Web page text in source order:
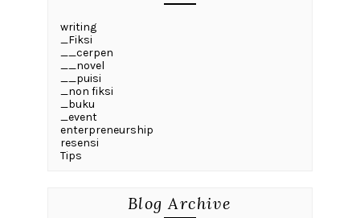
writing
_Fiksi
__cerpen
__novel
__puisi
_non fiksi
_buku
_event
enterpreneurship
resensi
Tips
Blog Archive